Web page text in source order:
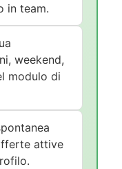
in team.
weekend,
modulo di
attive